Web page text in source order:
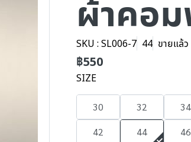
ผ้าคอ
SKU : SL006-7 44 ขายแล้
฿550
SIZE
30 32
34
42
44 46